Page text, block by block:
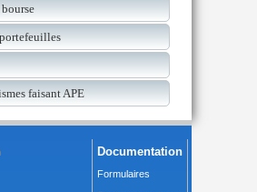
faisant APE
Documentation
Formulaires